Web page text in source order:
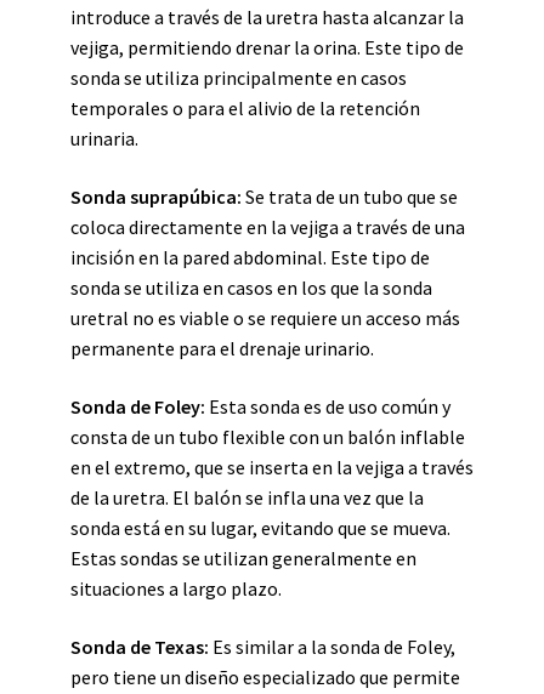
introduce a través de la uretra hasta alcanzar la
vejiga, permitiendo drenar la orina. Este tipo de
sonda se utiliza principalmente en casos
temporales o para el alivio de la retención
urinaria.
Sonda suprapúbica: Se trata de un tubo que se
coloca directamente en la vejiga a través de una
incisión en la pared abdominal. Este tipo de
sonda se utiliza en casos en los que la sonda
uretral no es viable o se requiere un acceso más
permanente para el drenaje urinario.
Sonda de Foley: Esta sonda es de uso común y
consta de un tubo flexible con un balón inflable
en el extremo, que se inserta en la vejiga a través
de la uretra. El balón se infla una vez que la
sonda está en su lugar, evitando que se mueva.
Estas sondas se utilizan generalmente en
situaciones a largo plazo.
Sonda de Texas: Es similar a la sonda de Foley,
pero tiene un diseño especializado que permite